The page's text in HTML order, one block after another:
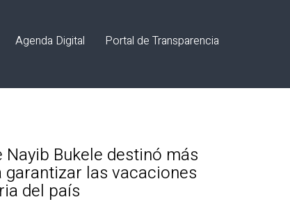
Agenda Digital Portal de Transparencia
Bukele destinó más
las vacaciones
del país